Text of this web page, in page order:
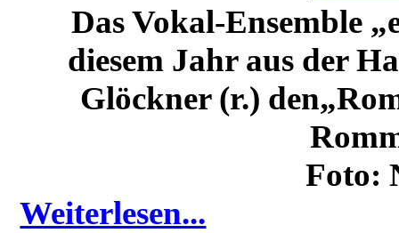
Das Vokal-Ensemble
diesem Jahr aus der
Glöckner (r.)
Foto:
Weiterlesen...